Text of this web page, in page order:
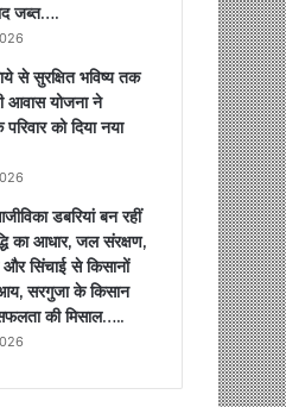
जब्त….
से सुरक्षित भविष्य तक
आवास योजना ने
को दिया नया
डबरियां बन रहीं
का आधार, जल संरक्षण,
सिंचाई से किसानों
सरगुजा के किसान
की मिसाल…..